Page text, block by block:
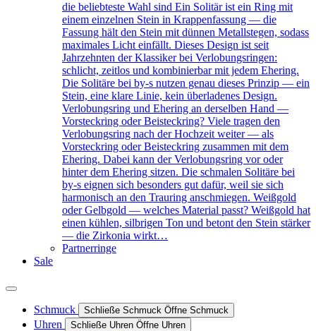
die beliebteste Wahl sind Ein Solitär ist ein Ring mit
einem einzelnen Stein in Krappenfassung — die
Fassung hält den Stein mit dünnen Metallstegen, sodass
maximales Licht einfällt. Dieses Design ist seit
Jahrzehnten der Klassiker bei Verlobungsringen:
schlicht, zeitlos und kombinierbar mit jedem Ehering.
Die Solitäre bei by-s nutzen genau dieses Prinzip — ein
Stein, eine klare Linie, kein überladenes Design.
Verlobungsring und Ehering an derselben Hand —
Vorsteckring oder Beisteckring? Viele tragen den
Verlobungsring nach der Hochzeit weiter — als
Vorsteckring oder Beisteckring zusammen mit dem
Ehering. Dabei kann der Verlobungsring vor oder
hinter dem Ehering sitzen. Die schmalen Solitäre bei
by-s eignen sich besonders gut dafür, weil sie sich
harmonisch an den Trauring anschmiegen. Weißgold
oder Gelbgold — welches Material passt? Weißgold hat
einen kühlen, silbrigen Ton und betont den Stein stärker
— die Zirkonia wirkt…
Partnerringe
Sale
Schmuck Schließe Schmuck Öffne Schmuck
Uhren Schließe Uhren Öffne Uhren